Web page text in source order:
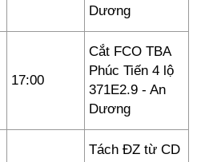
Dương
17:00
Cắt FCO TBA
Phúc Tiến 4 lộ
371E2.9 - An
Dương
Tách ĐZ từ CD